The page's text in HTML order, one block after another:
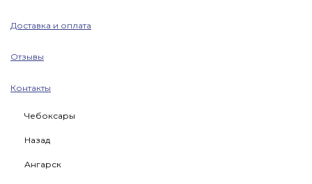
Доставка и оплата
Отзывы
Контакты
Чебоксары
Назад
Ангарск